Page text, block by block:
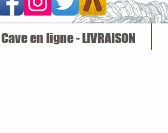
Cave en ligne - LIVRAISON